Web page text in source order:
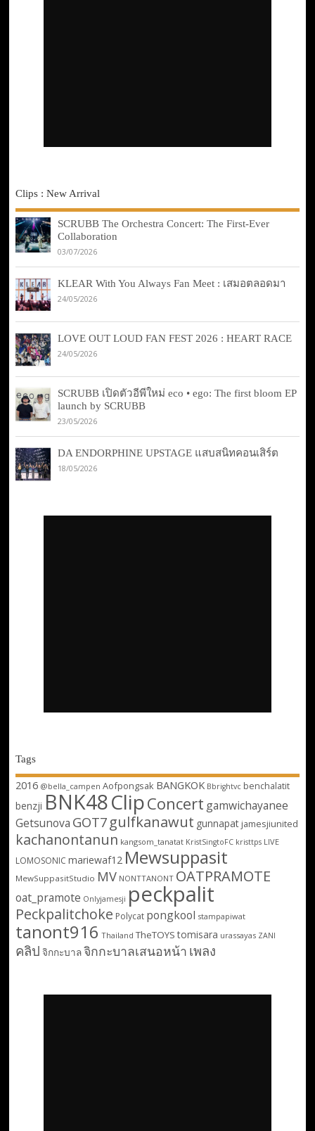
Clips : New Arrival
SCRUBB The Orchestra Concert: The First-Ever
Collaboration
03/07/2026
KLEAR With You Always Fan Meet : เสมอตลอดมา
24/05/2026
LOVE OUT LOUD FAN FEST 2026 : HEART RACE
24/05/2026
SCRUBB เปิดตัวอีพีใหม่ eco • ego: The first bloom EP
launch by SCRUBB
23/05/2026
DA ENDORPHINE UPSTAGE แสบสนิทคอนเสิร์ต
18/05/2026
Tags
2016 @bella_campen Aofpongsak BANGKOK Bbrightvc benchalatit
benzji BNK48ClipConcert gamwichayanee
Getsunova GOT7 gulfkanawut gunnapat jamesjiunited
kachanontanun kangsom_tanatat KristSingtoFC kristtps LIVE
LOMOSONIC mariewaf12 Mewsuppasit
MewSuppasitStudio MV NONTTANONT OATPRAMOTE
oat_pramote Onlyjamesji peckpalit
Peckpalitchoke Polycat pongkool stampapiwat
tanont916 Thailand TheTOYS tomisara urassayas ZANI
คลิป จิกกะบาลจิกกะบาลเสนอหน้า เพลง